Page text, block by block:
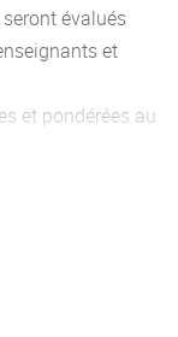
évalués
et
et pondérées au
caractéristiques